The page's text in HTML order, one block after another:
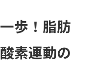
歩！脂肪
素運動の